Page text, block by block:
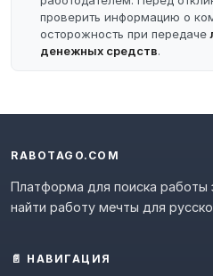
проверить информацию о
осторожность при передаче
денежных средств.
RABOTAGO.COM
Платформа для поиска работы
найти работу мечты для
📄 НАВИГАЦИЯ